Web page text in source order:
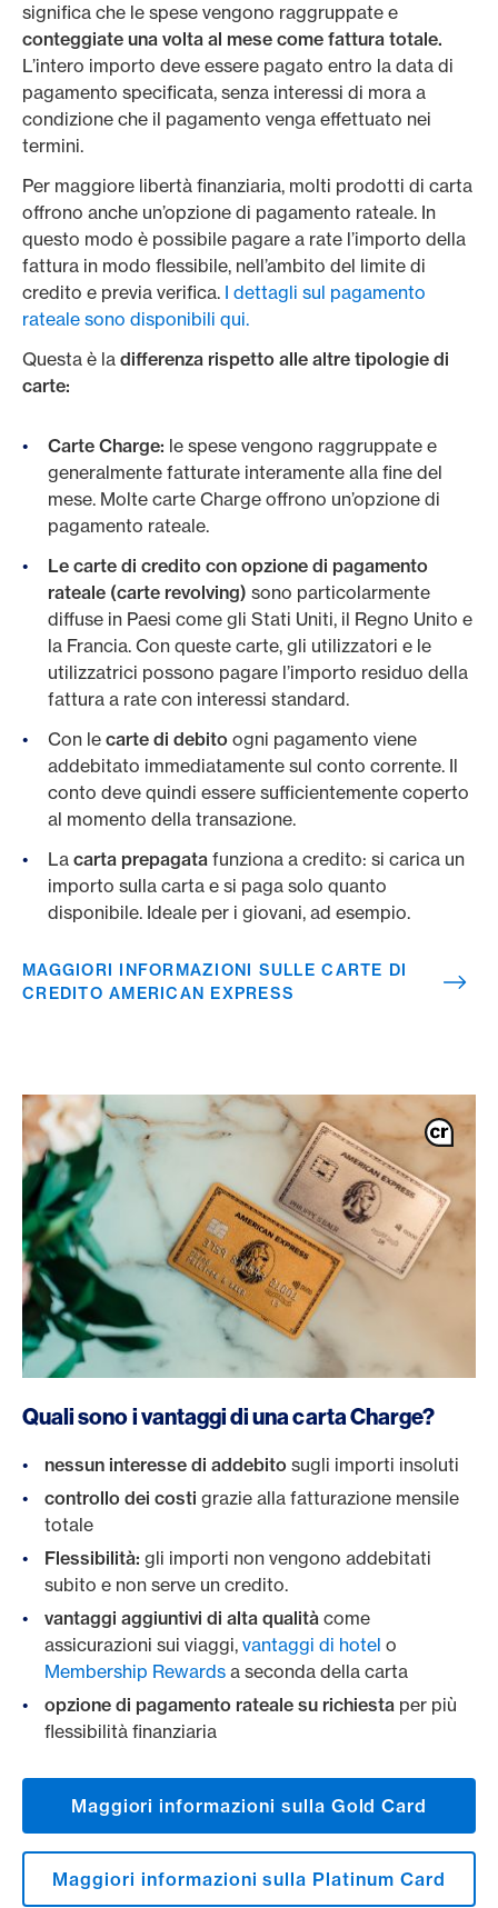
significa che le spese vengono raggruppate e
conteggiate una volta al mese come fattura totale.
L’intero importo deve essere pagato entro la data di
pagamento specificata, senza interessi di mora a
condizione che il pagamento venga effettuato nei
termini.
Per maggiore libertà finanziaria, molti prodotti di carta
offrono anche un’opzione di pagamento rateale. In
questo modo è possibile pagare a rate l’importo della
fattura in modo flessibile, nell’ambito del limite di
credito e previa verifica. I dettagli sul pagamento
rateale sono disponibili qui.
Questa è la differenza rispetto alle altre tipologie di
carte:
Carte Charge: le spese vengono raggruppate e
generalmente fatturate interamente alla fine del
mese. Molte carte Charge offrono un’opzione di
pagamento rateale.
Le carte di credito con opzione di pagamento
rateale (carte revolving) sono particolarmente
diffuse in Paesi come gli Stati Uniti, il Regno Unito e
la Francia. Con queste carte, gli utilizzatori e le
utilizzatrici possono pagare l’importo residuo della
fattura a rate con interessi standard.
Con le carte di debito ogni pagamento viene
addebitato immediatamente sul conto corrente. Il
conto deve quindi essere sufficientemente coperto
al momento della transazione.
La carta prepagata funziona a credito: si carica un
importo sulla carta e si paga solo quanto
disponibile. Ideale per i giovani, ad esempio.
MAGGIORI INFORMAZIONI SULLE CARTE DI
CREDITO AMERICAN EXPRESS
Quali sono i vantaggi di una carta Charge?
nessun interesse di addebito sugli importi insoluti
controllo dei costi grazie alla fatturazione mensile
totale
Flessibilità: gli importi non vengono addebitati
subito e non serve un credito.
vantaggi aggiuntivi di alta qualità come
assicurazioni sui viaggi, vantaggi di hotel o
Membership Rewards a seconda della carta
opzione di pagamento rateale su richiesta per più
flessibilità finanziaria
Maggiori informazioni sulla Gold Card
Maggiori informazioni sulla Platinum Card